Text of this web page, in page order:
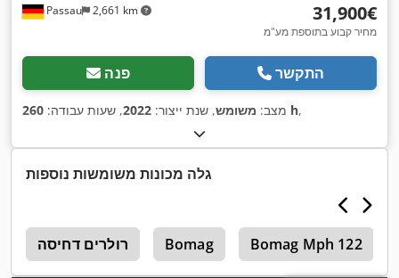
Passau 2,661 km ‏31,900 ‏€
מחיר קבוע בתוספת מע"מ
פנה התקשר
מצב: משומש, שנת ייצור: 2022, שעות עבודה: 260 h,
גלה מכונות משומשות נוספות
רולרים דחיסה Bomag Bomag Mph 122